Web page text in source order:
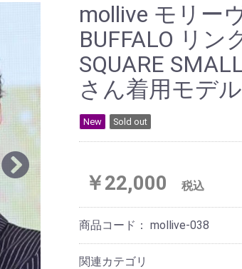
mollive モリー
BUFFALO リン
SQUARE
さん着用モデル
New Sold out
￥22,000 税込
商品コード： mollive-038
関連カテゴリ